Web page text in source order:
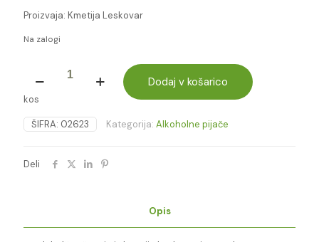
Proizvaja: Kmetija Leskovar
Na zalogi
-
Leskovar
količina
kos
Dodaj v košarico
ŠIFRA: 02623 Kategorija: Alkoholne pijače
Deli
Opis